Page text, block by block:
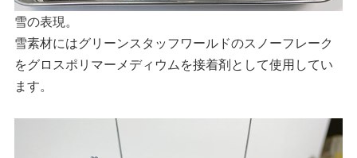
雪の表現。
雪素材にはグリーンスタッフワールドのスノーフレーク
をグロスポリマーメディウムを接着剤として使用してい
ます。